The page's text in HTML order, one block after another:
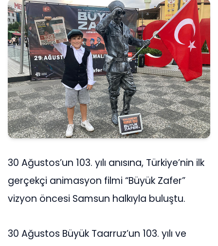
30 Ağustos’un 103. yılı anısına, Türkiye’nin ilk
gerçekçi animasyon filmi “Büyük Zafer”
vizyon öncesi Samsun halkıyla buluştu.
30 Ağustos Büyük Taarruz’un 103. yılı ve